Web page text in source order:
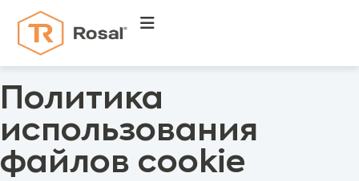
Политика
использования
файлов cookie